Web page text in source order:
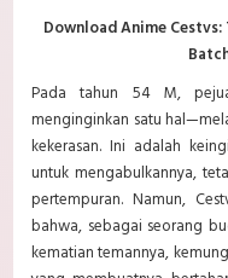
Download Anime
Pada tahun 54 M,
menginginkan satu
kekerasan. Ini adalah
untuk mengabulkannya,
pertempuran. Namun,
bahwa, sebagai seorang
kematian temannya,